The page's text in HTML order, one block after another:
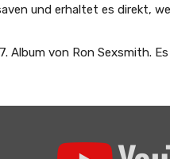
und erhaltet es direkt,
Album von Ron Sexsmith.